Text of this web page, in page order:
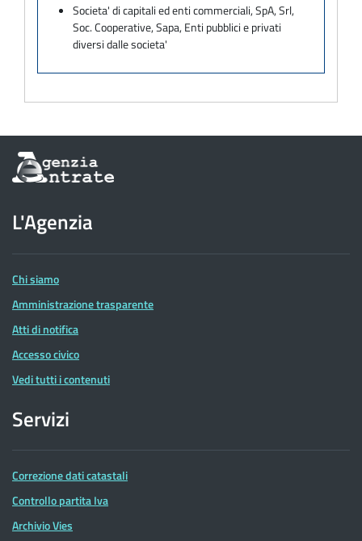
Societa' di capitali ed enti commerciali, SpA, Srl,
Soc. Cooperative, Sapa, Enti pubblici e privati
diversi dalle societa'
Informazioni
sul
dell'Agenzia
delle
Entrate
L'Agenzia
Chi siamo
Amministrazione trasparente
Atti di notifica
Accesso civico
Vedi tutti i contenuti
Servizi
Correzione dati catastali
Controllo partita Iva
Archivio Vies